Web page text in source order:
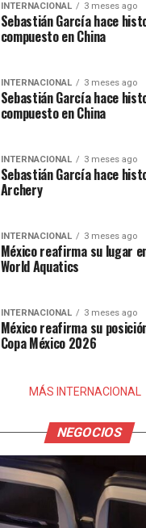
INTERNACIONAL 3 meses ago
Sebastián García hace
compuesto en China
INTERNACIONAL 3 meses ago
Sebastián García hace
compuesto en China
INTERNACIONAL 3 meses ago
Sebastián García hace
Archery
INTERNACIONAL 3 meses ago
México reafirma su lugar
World Aquatics
INTERNACIONAL 3 meses ago
México reafirma su
Copa México 2026
MÁS INTERNACIONAL
NEGOCIOS